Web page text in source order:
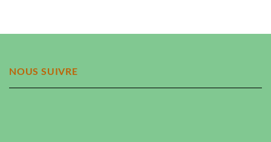
NOUS SUIVRE